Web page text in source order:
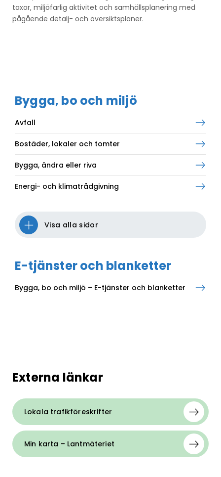
taxor, miljöfarlig aktivitet och samhällsplanering med
pågående detalj- och översiktsplaner.
Bygga, bo och miljö
Avfall
Bostäder, lokaler och tomter
Bygga, ändra eller riva
Energi- och klimatrådgivning
Visa alla sidor
E-tjänster och blanketter
Bygga, bo och miljö – E-tjänster och blanketter
Externa länkar
Lokala trafikföreskrifter
Min karta – Lantmäteriet